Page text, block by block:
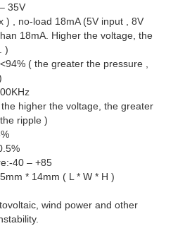
35V
) , no-load 18mA (5V input , 8V
18mA. Higher the voltage, the
)
( the greater the pressure ,
higher the voltage, the greater
ripple )
40 – +85
* 14mm ( L * W * H )
wind power and other